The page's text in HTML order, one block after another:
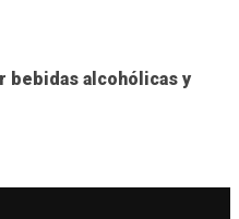
bebidas alcohólicas y